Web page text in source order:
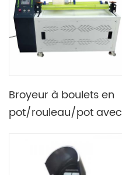
Broyeur à boulets en
pot/rouleau/pot avec